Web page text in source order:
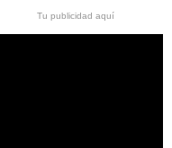
Tu publicidad aquí